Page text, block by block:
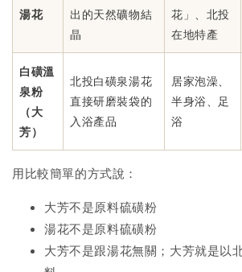
湯花
出的天然礦物結
晶
花」、北投
在地特產
白磺溫
泉粉
（大
芳）
北投白磺泉湯花
直接研磨裝袋的
入浴產品
居家泡澡、
半身浴、足
浴
用比較簡單的方式說：
大芳不是原料硫磺粉
湯花不是原料硫磺粉
大芳不是跟湯花無關；大芳就是以